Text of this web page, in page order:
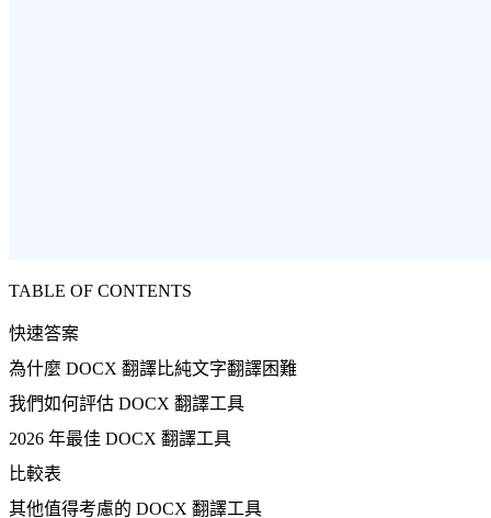
TABLE OF CONTENTS
快速答案
為什麼 DOCX 翻譯比純文字翻譯困難
我們如何評估 DOCX 翻譯工具
2026 年最佳 DOCX 翻譯工具
比較表
其他值得考慮的 DOCX 翻譯工具